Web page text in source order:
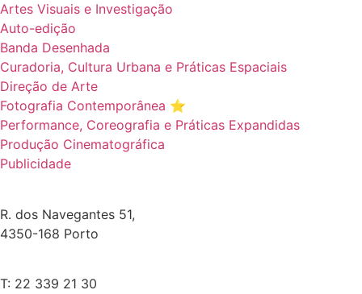
Artes Visuais e Investigação
Auto-edição
Banda Desenhada
Curadoria, Cultura Urbana e Práticas Espaciais
Direção de Arte
Fotografia Contemporânea ⭐️
Performance, Coreografia e Práticas Expandidas
Produção Cinematográfica
Publicidade
R. dos Navegantes 51,
4350-168 Porto
T: 22 339 21 30